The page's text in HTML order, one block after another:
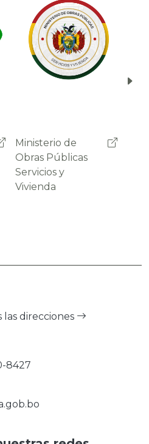
Administradora
Boliviana de
Carreteras
las direcciones
8427